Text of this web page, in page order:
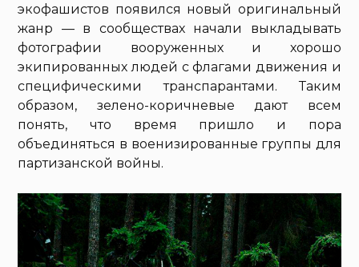
экофашистов появился новый оригинальный
жанр — в сообществах начали выкладывать
фотографии вооруженных и хорошо
экипированных людей с флагами движения и
специфическими транспарантами. Таким
образом, зелено-коричневые дают всем
понять, что время пришло и пора
объединяться в военизированные группы для
партизанской войны.